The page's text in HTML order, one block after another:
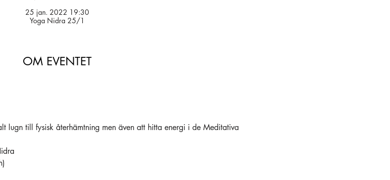
25 jan. 2022 19:30
Yoga Nidra 25/1
OM EVENTET
lugn till fysisk återhämtning men även att hitta energi i de Meditativa